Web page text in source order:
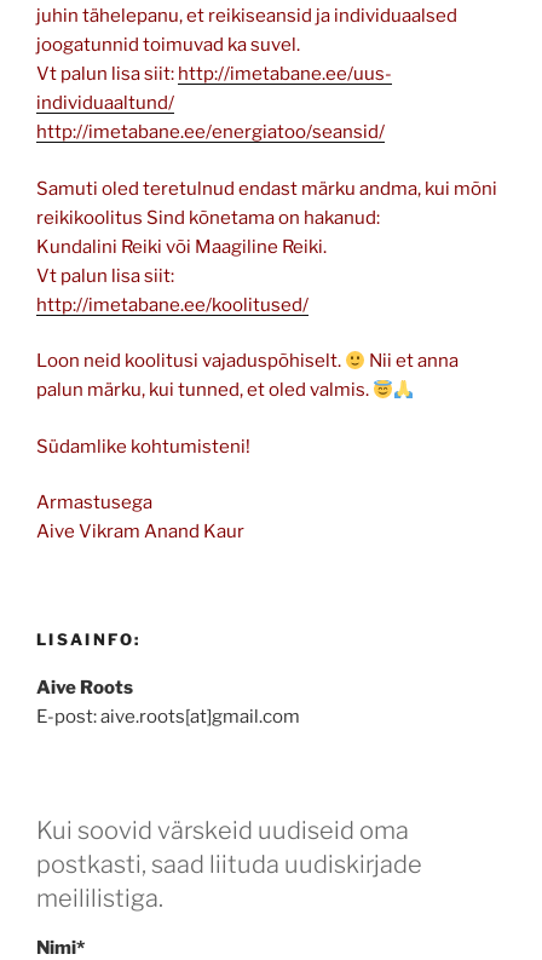
juhin tähelepanu, et reikiseansid ja individuaalsed
joogatunnid toimuvad ka suvel.
Vt palun lisa siit: http://imetabane.ee/uus-
individuaaltund/
http://imetabane.ee/energiatoo/seansid/
Samuti oled teretulnud endast märku andma, kui mõni
reikikoolitus Sind kõnetama on hakanud:
Kundalini Reiki või Maagiline Reiki.
Vt palun lisa siit:
http://imetabane.ee/koolitused/
Loon neid koolitusi vajaduspõhiselt.
Nii et anna
palun märku, kui tunned, et oled valmis.
Südamlike kohtumisteni!
Armastusega
Aive Vikram Anand Kaur
LISAINFO:
Aive Roots
E-post: aive.roots[at]gmail.com
Kui soovid värskeid uudiseid oma
postkasti, saad liituda uudiskirjade
meililistiga.
Nimi*